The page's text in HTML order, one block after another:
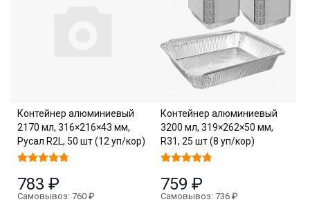
Контейнер алюминиевый
2170 мл, 316×216×43 мм,
Русал R2L, 50 шт (12 уп/кор)
783 ₽
Самовывоз: 760 ₽
Контейнер алюминиевый
3200 мл, 319×262×50 мм,
R31, 25 шт (8 уп/кор)
759 ₽
Самовывоз: 736 ₽